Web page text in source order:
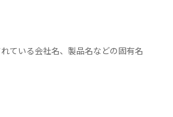
ている会社名、製品名などの固有名
アップ策、集客手段と予約システム6選